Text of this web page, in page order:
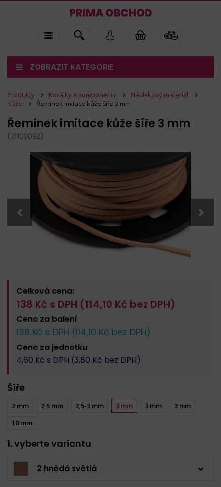
ZOBRAZIT KATEGORIE
Produkty Korálky a komponenty
Návlekový materiál
Kůže
Řemínek imitace kůže šíře 3 mm
Řemínek imitace kůže šíře 3 mm
(#103092)
Celková cena:
138 Kč s DPH (114,10 Kč bez DPH)
Cena za balení
138 Kč s DPH (114,10 Kč bez DPH)
Cena za jednotku
4,60 Kč s DPH (3,80 Kč bez DPH)
Šíře
2 mm 2,5 mm 2,5-3 mm 3 mm 3 mm
3 mm
10 mm
1. vyberte variantu
2 hnědá světlá